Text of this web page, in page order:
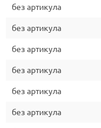
без артикула
без артикула
без артикула
без артикула
без артикула
без артикула